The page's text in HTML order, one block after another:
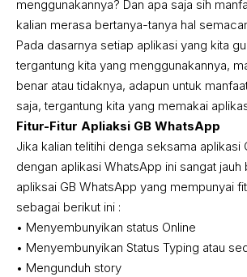
menggunakannya? Dan apa saja sih
kalian merasa bertanya-tanya hal
Pada dasarnya setiap aplikasi yang kita
tergantung kita yang menggunakannya,
benar atau tidaknya, adapun untuk
saja, tergantung kita yang memakai
Fitur-Fitur Apliaksi GB WhatsApp
Jika kalian telitihi denga seksama aplikasi
dengan aplikasi WhatsApp ini sangat
apliksai GB WhatsApp yang mempunyai
sebagai berikut ini :
• Menyembunyikan status Online
• Menyembunyikan Status Typing atau
• Mengunduh story